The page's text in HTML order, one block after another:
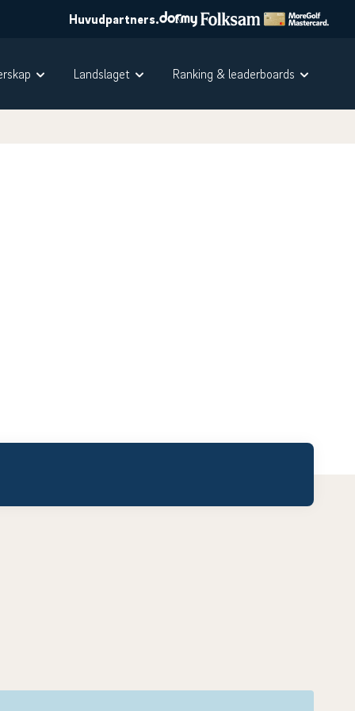
Huvudpartners.
Landslaget Ranking & leaderboards